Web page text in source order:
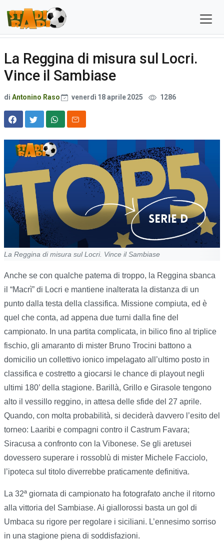
La Reggina di misura sul Locri.
Vince il Sambiase
di Antonino Raso venerdì 18 aprile 2025 1286
La Reggina di misura sul Locri. Vince il Sambiase
Anche se con qualche patema di troppo, la Reggina sbanca
il “Macrì” di Locri e mantiene inalterata la distanza di un
punto dalla testa della classifica. Missione compiuta, ed è
quel che conta, ad appena due turni dalla fine del
campionato. In una partita complicata, in bilico fino al triplice
fischio, gli amaranto di mister Bruno Trocini battono a
domicilio un collettivo ionico impelagato all’ultimo posto in
classifica e costretto a giocarsi le chance di playout negli
ultimi 180’ della stagione. Barillà, Grillo e Girasole tengono
alto il vessillo reggino, in attesa delle sfide del 27 aprile.
Quando, con molta probabilità, si deciderà davvero l’esito del
torneo: Laaribi e compagni contro il Castrum Favara;
Siracusa a confronto con la Vibonese. Se gli aretusei
dovessero superare i rossoblù di mister Michele Facciolo,
l’ipoteca sul titolo diverrebbe praticamente definitiva.
La 32ª giornata di campionato ha fotografato anche il ritorno
alla vittoria del Sambiase. Ai giallorossi basta un gol di
Umbaca su rigore per regolare i siciliani. L’ennesimo sorriso
in una stagione piena di soddisfazioni.